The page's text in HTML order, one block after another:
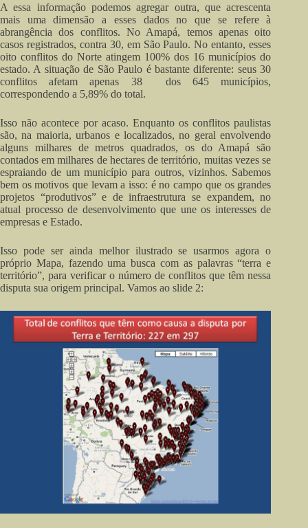
A essa informação podemos agregar outra, que acrescenta
mais uma dimensão a esses dados no que se refere à
abrangência dos conflitos. No Amapá, temos apenas oito
casos registrados, contra 30, em São Paulo. No entanto, esses
oito conflitos do Norte atingem 100% dos 16 municípios do
estado. A situação de São Paulo é bastante diferente: seus 30
conflitos afetam apenas 38 dos 645 municípios,
correspondendo a 5,89% do total.
Isso não acontece por acaso. Enquanto os conflitos paulistas
são, na maioria, urbanos e localizados, no geral envolvendo
alguns milhares de metros quadrados, os do Amapá são
contados em milhares de hectares de território, muitas vezes se
espraiando de um município para outros, vizinhos. Sabemos
bem os motivos que levam a isso: é no campo que os grandes
projetos “produtivos” e de infraestrutura se expandem, no
atual processo de desenvolvimento que une os interesses de
empresas e Estado.
Isso pode ser ainda melhor ilustrado se usarmos agora o
próprio Mapa, fazendo uma busca com as palavras “terra e
território”, para verificar o número de conflitos que têm nessa
disputa sua origem principal. Vamos ao slide 2: